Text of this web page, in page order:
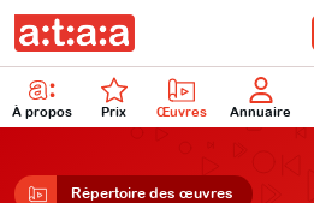
À propos Prix Œuvres Annuaire
Répertoire des œuvres